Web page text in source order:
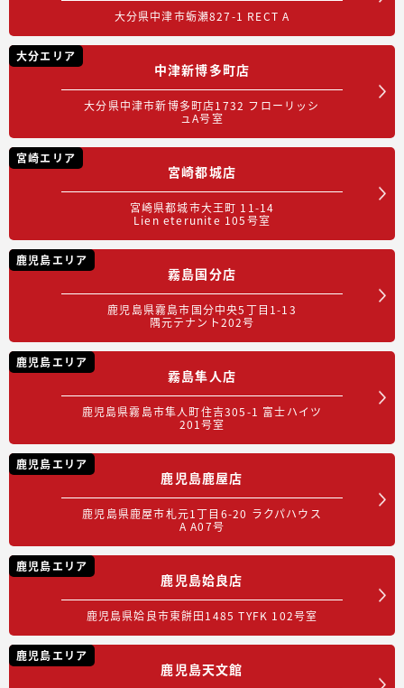
大分県中津市蛎瀬827-1 RECT A
大分エリア
中津新博多町店
大分県中津市新博多町店1732 フローリッシ
ュA号室
宮崎エリア
宮崎都城店
宮崎県都城市大王町 11-14
Lien eterunite 105号室
鹿児島エリア
霧島国分店
鹿児島県霧島市国分中央5丁目1-13
隅元テナント202号
鹿児島エリア
霧島隼人店
鹿児島県霧島市隼人町住吉305-1 富士ハイツ
201号室
鹿児島エリア
鹿児島鹿屋店
鹿児島県鹿屋市札元1丁目6-20 ラクパハウス
A A07号
鹿児島エリア
鹿児島姶良店
鹿児島県姶良市東餅田1485 TYFK 102号室
鹿児島エリア
鹿児島天文館